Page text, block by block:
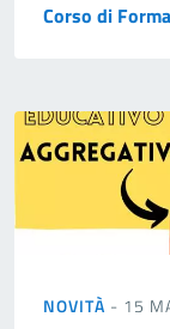
Corso di
NOVITÀ - 15